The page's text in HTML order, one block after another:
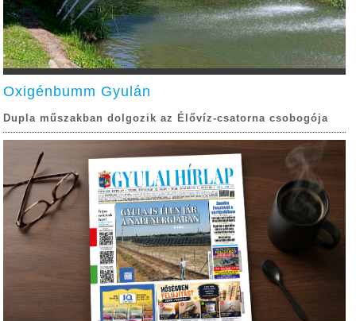
Oxigénbumm Gyulán
Dupla műszakban dolgozik az Élővíz-csatorna csobogója